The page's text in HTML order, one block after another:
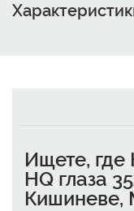
Ищете, где
HQ глаза
Кишиневе,